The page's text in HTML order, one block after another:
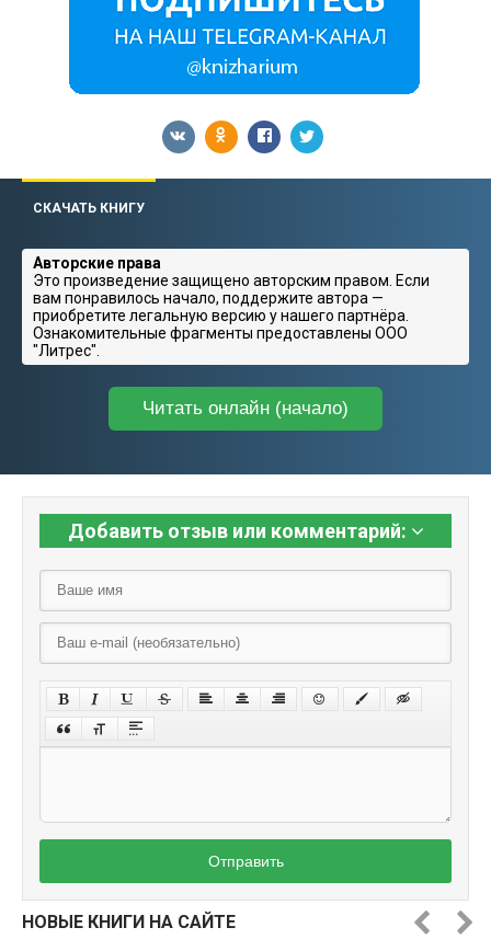
СКАЧАТЬ КНИГУ
Авторские права
Это произведение защищено авторским правом. Если
вам понравилось начало, поддержите автора —
приобретите легальную версию у нашего партнёра.
Ознакомительные фрагменты предоставлены ООО
"Литрес".
Читать онлайн (начало)
Добавить отзыв или комментарий:
Отправить
НОВЫЕ КНИГИ НА САЙТЕ